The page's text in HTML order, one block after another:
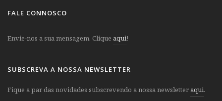
FALE CONNOSCO
Envie-nos a sua mensagem. Clique aqui!
SUBSCREVA A NOSSA NEWSLETTER
Fique a par das novidades subscrevendo a nossa newsletter aqui.